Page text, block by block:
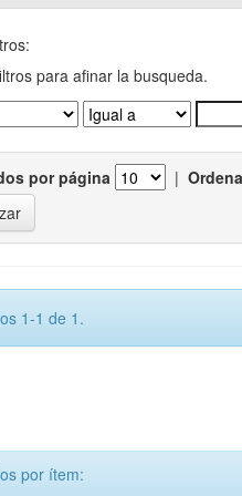
para afinar la busqueda.
por página |
1-1 de 1.
por ítem: